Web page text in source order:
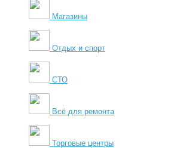
Магазины
Отдых и спорт
СТО
Всё для ремонта
Торговые центры